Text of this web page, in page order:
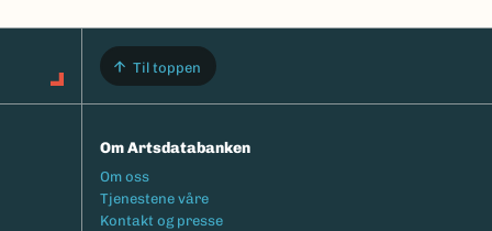
Til toppen
Om Artsdatabanken
Footermeny
Om oss
Tjenestene våre
Kontakt og presse